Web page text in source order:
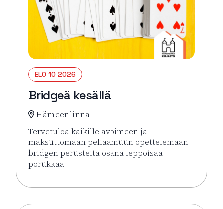
ELO 10 2026
Bridgeä kesällä
Hämeenlinna
Tervetuloa kaikille avoimeen ja
maksuttomaan peliaamuun opettelemaan
bridgen perusteita osana leppoisaa
porukkaa!